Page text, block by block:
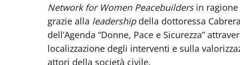
Network for Women Peacebuildersin ragione
grazie alla leadership della dottoressa
dell’Agenda “Donne, Pace e Sicurezza”
localizzazione degli interventi e sulla
attori della società civile.